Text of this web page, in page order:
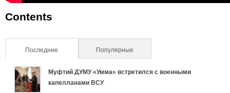
Contents
Последние (активная вкладка)Популярные
Муфтий ДУМУ «Умма» встретился с военными
капелланами ВСУ